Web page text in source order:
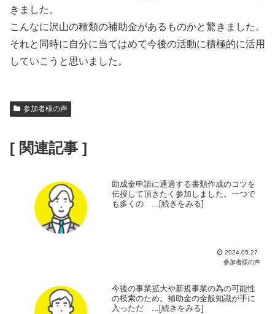
きました。
こんなに沢山の種類の補助金があるものかと驚きました。
それと同時に自分に当てはめて今後の活動に積極的に活用
していこうと思いました。
参加者様の声
[ 関連記事 ]
助成金申請に通過する書類作成のコツを
伝授して頂きたく参加しました。一つで
も多くの ...[続きをみる]
2024.05.27
参加者様の声
今後の事業拡大や新規事業の為の可能性
の模索のため。補助金の全般知識が手に
入っただ ...[続きをみる]